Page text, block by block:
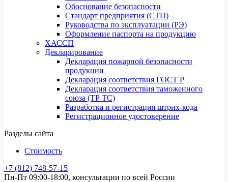
Обоснование безопасности
Стандарт предприятия (СТП)
Руководства по эксплуатации (РЭ)
Оформление паспорта на продукцию
ХАССП
Декларирование
Декларация пожарной безопасности
продукции
Декларация соответствия ГОСТ Р
Декларация соответствия таможенного
союза (ТР ТС)
Разработка и регистрация штрих-кода
Регистрационное удостоверение
Разделы сайта
Стоимость
+7 (812) 748-57-15
Пн-Пт 09:00-18:00, консультации по всей России